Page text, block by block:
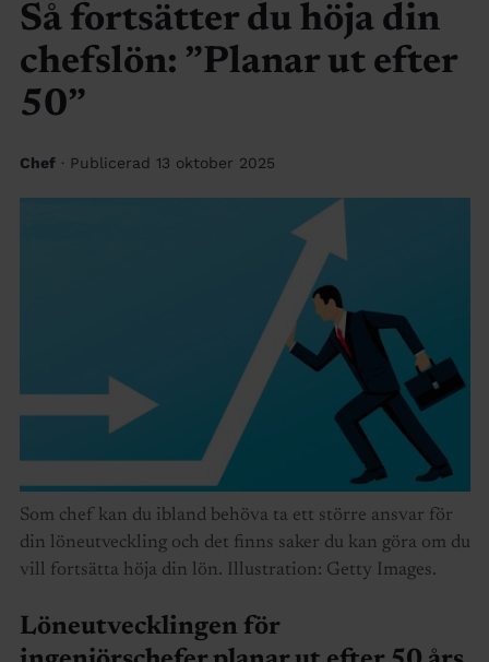
Så fortsätter du höja din
chefslön: ”Planar ut efter
50”
Chef · Publicerad 13 oktober 2025
Som chef kan du ibland behöva ta ett större ansvar för
din löneutveckling och det finns saker du kan göra om du
vill fortsätta höja din lön. Illustration: Getty Images.
Löneutvecklingen för